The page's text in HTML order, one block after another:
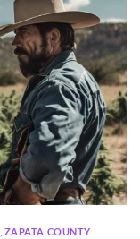
ZAPATA COUNTY